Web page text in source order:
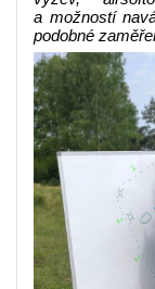
a možností
podobné